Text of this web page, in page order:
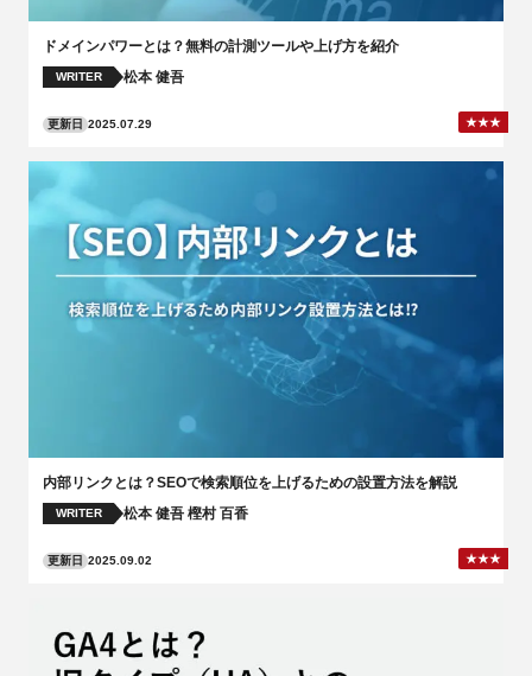
ドメインパワーとは？無料の計測ツールや上げ方を紹介
WRITER 松本 健吾
更新日 2025.07.29
内部リンクとは？SEOで検索順位を上げるための設置方法を解説
WRITER 松本 健吾 樫村 百香
更新日 2025.09.02